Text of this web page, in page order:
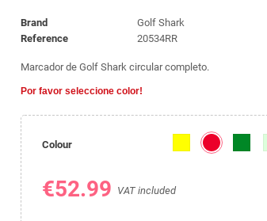
Brand
Golf Shark
Reference
20534RR
Marcador de Golf Shark circular completo.
Por favor seleccione color!
Colour
€52.99 VAT included